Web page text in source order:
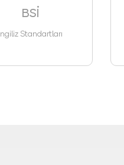
BSİ
İngiliz Standartları